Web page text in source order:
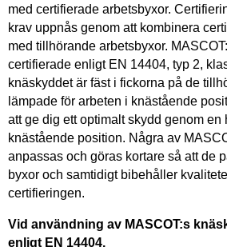
med certifierade arbetsbyxor.
krav uppnås genom att kombinera
med tillhörande arbetsbyxor.
certifierade enligt EN 14404, typ 2,
knäskyddet är fäst i fickorna på de
lämpade för arbeten i knästående
att ge dig ett optimalt skydd genom en
knästående position. Några av
anpassas och göras kortare så att de
byxor och samtidigt bibehåller
certifieringen.
Vid användning av MASCOT:s
enligt EN 14404.